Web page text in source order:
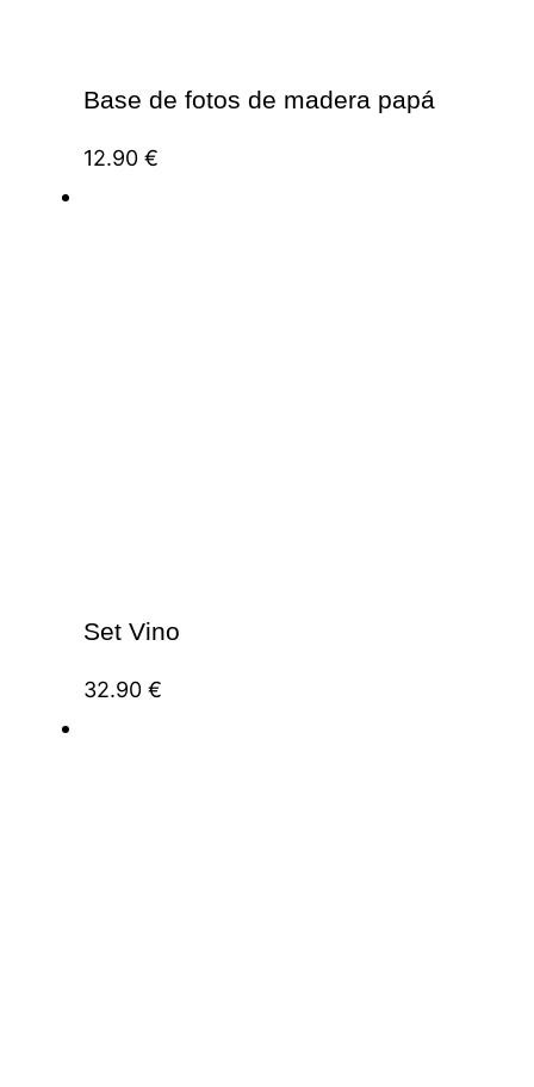
Base de fotos de madera papá
12.90 €
Set Vino
32.90 €